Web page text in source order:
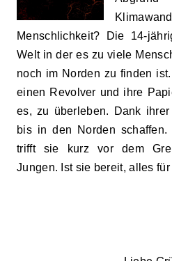
Menschlichkeit? Die 14-
Welt in der es zu viele
noch im Norden zu finden
einen Revolver und ihre
es, zu überleben. Dank
bis in den Norden
trifft sie kurz vor dem
Jungen. Ist sie bereit, alles